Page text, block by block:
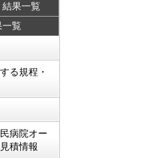
果一覧
一覧
る規程・
病院オー
積情報